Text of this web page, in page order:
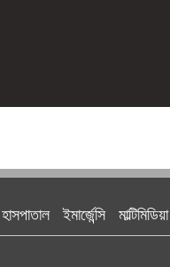
হাসপাতাল ইমার্জেন্সি মাল্টিমিডিয়া